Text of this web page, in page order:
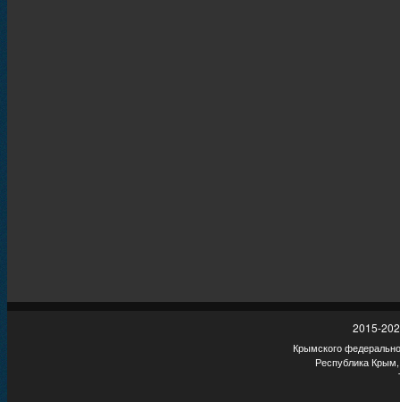
2015-
Крымского
Республика